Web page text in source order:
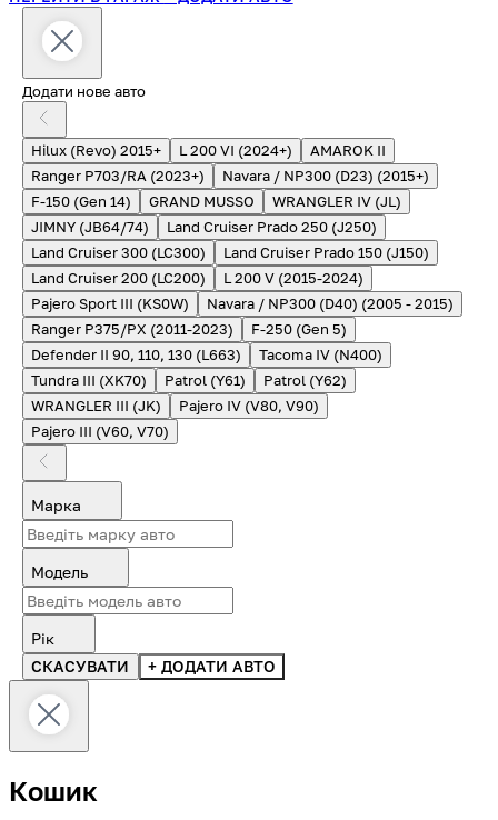
Додати нове авто
Hilux (Revo) 2015+ L 200 VI (2024+)
AMAROK II
Ranger P703/RA (2023+)
Navara / NP300 (D23) (2015+)
F-150 (Gen 14)
GRAND MUSSO
WRANGLER IV (JL)
JIMNY (JB64/74)
Land Cruiser Prado 250 (J250)
Land Cruiser 300 (LC300)
Land Cruiser Prado 150 (J150)
Land Cruiser 200 (LC200)
L 200 V (2015-2024)
Pajero Sport III (KS0W)
Navara / NP300 (D40) (2005 - 2015)
Ranger P375/PX (2011-2023)
F-250 (Gen 5)
Defender II 90, 110, 130 (L663)
Tacoma IV (N400)
Tundra III (XK70)
Patrol (Y61)
Patrol (Y62)
WRANGLER III (JK)
Pajero IV (V80, V90)
Pajero III (V60, V70)
Марка
Модель
Рік
СКАСУВАТИ
+ ДОДАТИ АВТО
Кошик